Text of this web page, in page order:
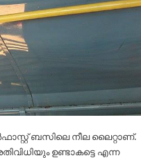
ബസിലെ നീല ലൈറ്റാണ്.
ഉണ്ടാകട്ടെ എന്ന